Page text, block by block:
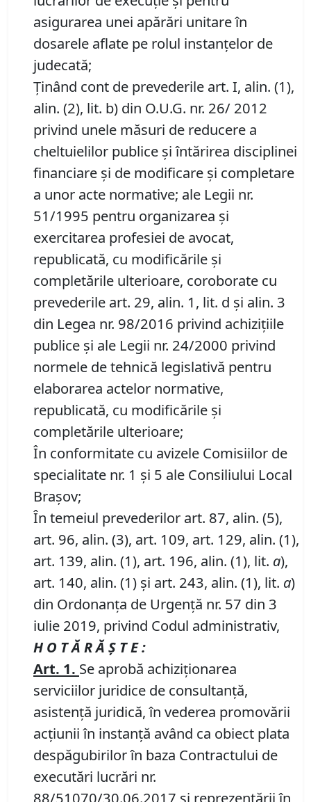
asigurarea unei apărări unitare în
dosarele aflate pe rolul instanţelor de
judecată;
Ţinând cont de prevederile art. I, alin. (1),
alin. (2), lit. b) din O.U.G. nr. 26/ 2012
privind unele măsuri de reducere a
cheltuielilor publice şi întărirea disciplinei
financiare şi de modificare şi completare
a unor acte normative; ale Legii nr.
51/1995 pentru organizarea şi
exercitarea profesiei de avocat,
republicată, cu modificările şi
completările ulterioare, coroborate cu
prevederile art. 29, alin. 1, lit. d şi alin. 3
din Legea nr. 98/2016 privind achiziţiile
publice şi ale Legii nr. 24/2000 privind
normele de tehnică legislativă pentru
elaborarea actelor normative,
republicată, cu modificările şi
completările ulterioare;
În conformitate cu avizele Comisiilor de
specialitate nr. 1 și 5 ale Consiliului Local
Brașov;
În temeiul prevederilor art. 87, alin. (5),
art. 96, alin. (3), art. 109, art. 129, alin. (1),
art. 139, alin. (1), art. 196, alin. (1), lit. a),
art. 140, alin. (1) și art. 243, alin. (1), lit. a)
din Ordonanța de Urgență nr. 57 din 3
iulie 2019, privind Codul administrativ,
H O T Ă R Ă Ş T E :
Art. 1. Se aprobă achiziţionarea
serviciilor juridice de consultanţă,
asistenţă juridică, în vederea promovării
acţiunii în instanţă având ca obiect plata
despăgubirilor în baza Contractului de
executări lucrări nr.
88/51070/30.06.2017 şi reprezentării în